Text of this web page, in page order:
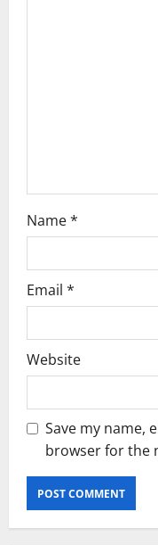
Name*
Email *
Website
Save my name,
browser for the